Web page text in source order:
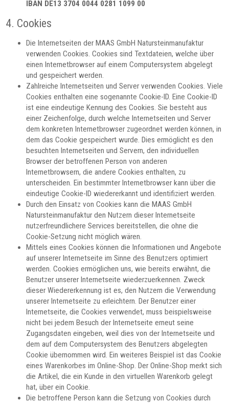
IBAN DE13 3704 0044 0281 1099 00
4. Cookies
Die Internetseiten der MAAS GmbH Natursteinmanufaktur
verwenden Cookies. Cookies sind Textdateien, welche über
einen Internetbrowser auf einem Computersystem abgelegt
und gespeichert werden.
Zahlreiche Internetseiten und Server verwenden Cookies. Viele
Cookies enthalten eine sogenannte Cookie-ID. Eine Cookie-ID
ist eine eindeutige Kennung des Cookies. Sie besteht aus
einer Zeichenfolge, durch welche Internetseiten und Server
dem konkreten Internetbrowser zugeordnet werden können, in
dem das Cookie gespeichert wurde. Dies ermöglicht es den
besuchten Internetseiten und Servern, den individuellen
Browser der betroffenen Person von anderen
Internetbrowsern, die andere Cookies enthalten, zu
unterscheiden. Ein bestimmter Internetbrowser kann über die
eindeutige Cookie-ID wiedererkannt und identifiziert werden.
Durch den Einsatz von Cookies kann die MAAS GmbH
Natursteinmanufaktur den Nutzern dieser Internetseite
nutzerfreundlichere Services bereitstellen, die ohne die
Cookie-Setzung nicht möglich wären.
Mittels eines Cookies können die Informationen und Angebote
auf unserer Internetseite im Sinne des Benutzers optimiert
werden. Cookies ermöglichen uns, wie bereits erwähnt, die
Benutzer unserer Internetseite wiederzuerkennen. Zweck
dieser Wiedererkennung ist es, den Nutzern die Verwendung
unserer Internetseite zu erleichtern. Der Benutzer einer
Internetseite, die Cookies verwendet, muss beispielsweise
nicht bei jedem Besuch der Internetseite erneut seine
Zugangsdaten eingeben, weil dies von der Internetseite und
dem auf dem Computersystem des Benutzers abgelegten
Cookie übernommen wird. Ein weiteres Beispiel ist das Cookie
eines Warenkorbes im Online-Shop. Der Online-Shop merkt sich
die Artikel, die ein Kunde in den virtuellen Warenkorb gelegt
hat, über ein Cookie.
Die betroffene Person kann die Setzung von Cookies durch